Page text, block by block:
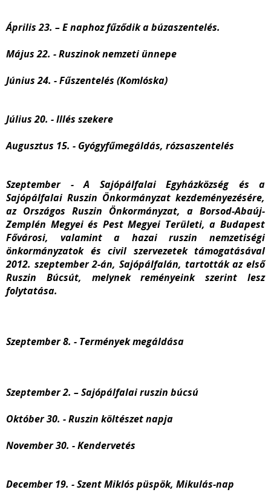
Április 23. – E naphoz fűződik a búzaszentelés.
Május 22. - Ruszinok nemzeti ünnepe
Június 24. - Fűszentelés (Komlóska)
Július 20. - Illés szekere
Augusztus 15. - Gyógyfűmegáldás, rózsaszentelés
Szeptember - A Sajópálfalai Egyházközség és a
Sajópálfalai Ruszin Önkormányzat kezdeményezésére,
az Országos Ruszin Önkormányzat, a Borsod-Abaúj-
Zemplén Megyei és Pest Megyei Területi, a Budapest
Fővárosi, valamint a hazai ruszin nemzetiségi
önkormányzatok és civil szervezetek támogatásával
2012. szeptember 2-án, Sajópálfalán, tartották az első
Ruszin Búcsút, melynek reményeink szerint lesz
folytatása.
Szeptember 8. - Termények megáldása
Szeptember 2. – Sajópálfalai ruszin búcsú
Október 30. - Ruszin költészet napja
November 30. - Kendervetés
December 19. - Szent Miklós püspök, Mikulás-nap